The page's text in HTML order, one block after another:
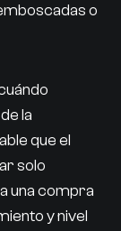
o
la
que el
solo
una compra
y nivel